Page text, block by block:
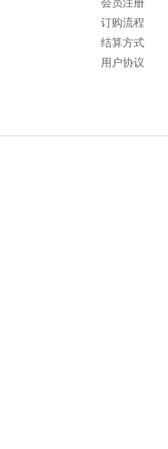
订购流程
结算方式
用户协议